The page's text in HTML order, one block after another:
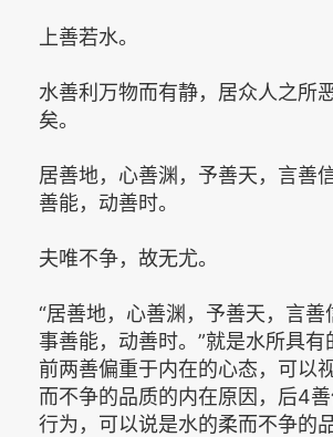
上善若水。
水善利万物而有静，居众人之所
矣。
居善地，心善渊，予善天，言善
善能，动善时。
夫唯不争，故无尤。
“居善地，心善渊，予善天，言善
事善能，动善时。”就是水所具有
前两善偏重于内在的心态，可以
而不争的品质的内在原因，后4
行为，可以说是水的柔而不争的